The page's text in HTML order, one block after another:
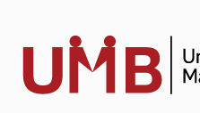
hoofd